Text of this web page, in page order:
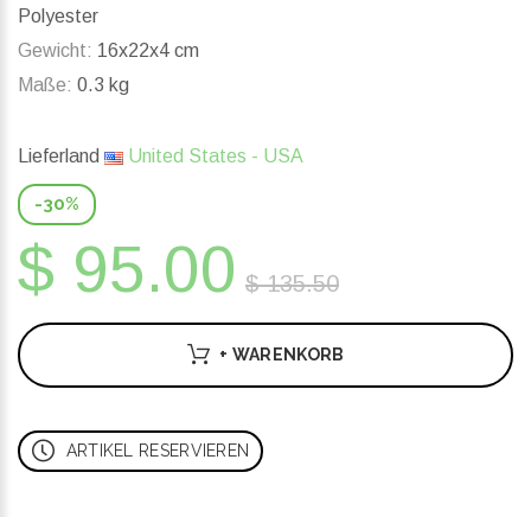
Polyester
Gewicht: 16x22x4 cm
Maße: 0.3 kg
Lieferland United States - USA
-30%
$ 95.00 $ 135.50
+ WARENKORB
ARTIKEL RESERVIEREN